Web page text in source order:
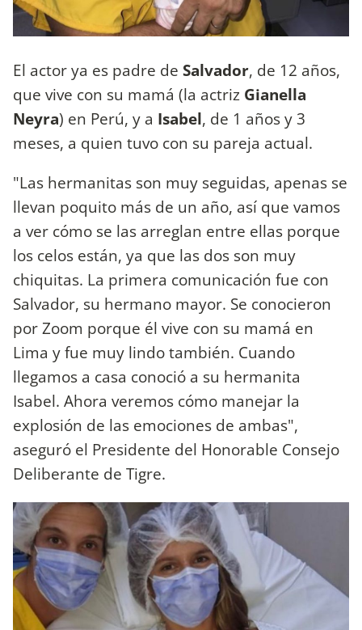
El actor ya es padre de Salvador, de 12 años,
que vive con su mamá (la actriz Gianella
Neyra) en Perú, y a Isabel, de 1 años y 3
meses, a quien tuvo con su pareja actual.
"Las hermanitas son muy seguidas, apenas se
llevan poquito más de un año, así que vamos
a ver cómo se las arreglan entre ellas porque
los celos están, ya que las dos son muy
chiquitas. La primera comunicación fue con
Salvador, su hermano mayor. Se conocieron
por Zoom porque él vive con su mamá en
Lima y fue muy lindo también. Cuando
llegamos a casa conoció a su hermanita
Isabel. Ahora veremos cómo manejar la
explosión de las emociones de ambas",
aseguró el Presidente del Honorable Consejo
Deliberante de Tigre.